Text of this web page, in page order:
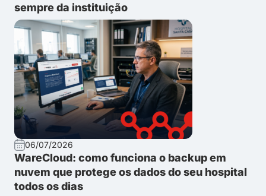
sempre da instituição
06/07/2026
WareCloud: como funciona o backup em
nuvem que protege os dados do seu hospital
todos os dias